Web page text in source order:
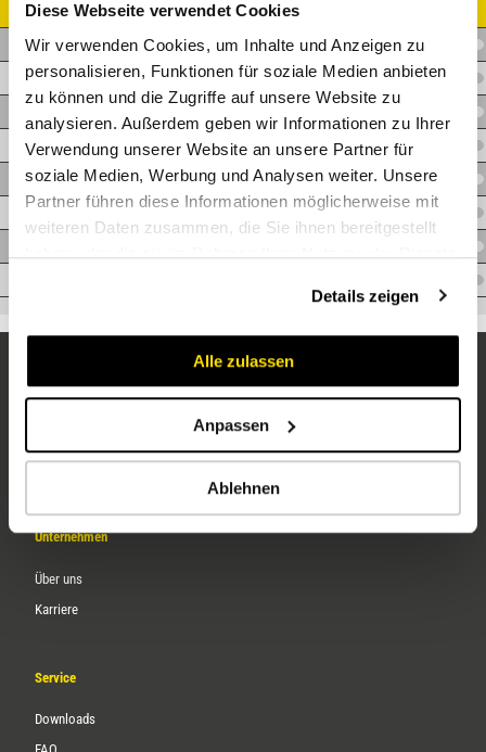
Diese Webseite verwendet Cookies
Wir verwenden Cookies, um Inhalte und Anzeigen zu
personalisieren, Funktionen für soziale Medien anbieten
zu können und die Zugriffe auf unsere Website zu
analysieren. Außerdem geben wir Informationen zu Ihrer
Verwendung unserer Website an unsere Partner für
soziale Medien, Werbung und Analysen weiter. Unsere
Partner führen diese Informationen möglicherweise mit
weiteren Daten zusammen, die Sie ihnen bereitgestellt
haben oder die sie im Rahmen Ihrer Nutzung der Dienste
Details zeigen
Alle zulassen
Anpassen
Ablehnen
Artikel Nr.
A.OM04JM04
A.OM06JM06
A.OM10JM10
A.OM10JM12
Unternehmen
Über uns
Karriere
Service
Downloads